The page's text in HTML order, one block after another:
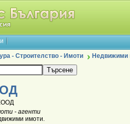
- Строителство - Имоти Недвижими
- агенти
имоти.